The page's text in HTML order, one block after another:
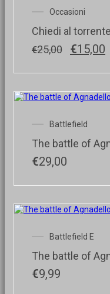
Occasioni
Chiedi al
€25,00
Il
€25,00.
€15,00
Battlefield
The battle of
€29,00
Battlefield E
The battle of
€9,99